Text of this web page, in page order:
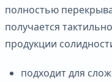
полностью
получается
продукции
подходит для